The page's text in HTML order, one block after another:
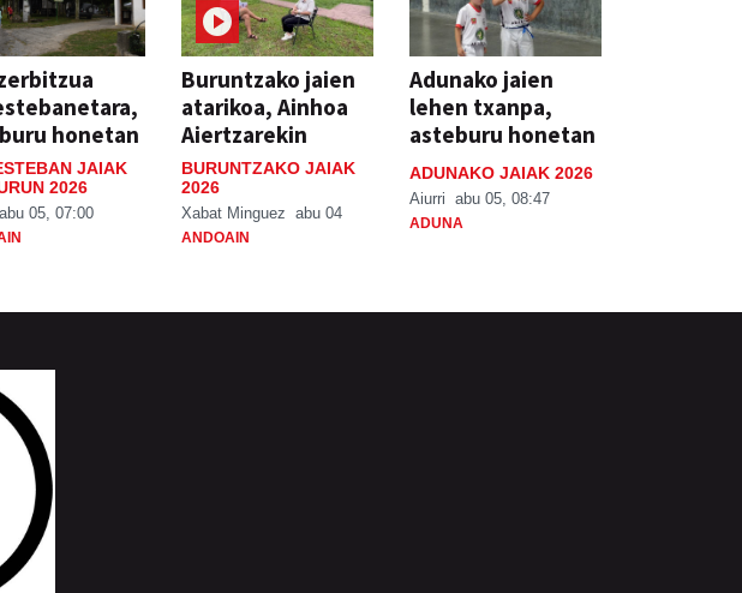
honetan
JAIAK
2026
abu 05, 07:00
Buruntzako jaien
atarikoa, Ainhoa
Aiertzarekin
BURUNTZAKO JAIAK
2026
Xabat Minguez abu 04
ANDOAIN
Adunako jaien
lehen txanpa,
asteburu honetan
ADUNAKO JAIAK 2026
Aiurri abu 05, 08:47
ADUNA